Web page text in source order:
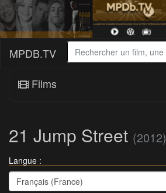
MPDB.TV
Films
21 Jump Street (2012)
Langue :
Français (France)